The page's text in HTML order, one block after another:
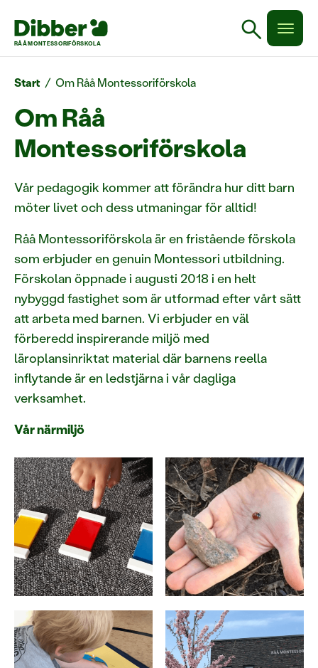
RÅÅ MONTESSORIFÖRSKOLA search
Start / Om Råå Montessoriförskola
Om Råå
Montessoriförskola
Vår pedagogik kommer att förändra hur ditt barn
möter livet och dess utmaningar för alltid!
Råå Montessoriförskola är en fristående förskola
som erbjuder en genuin Montessori utbildning.
Förskolan öppnade i augusti 2018 i en helt
nybyggd fastighet som är utformad efter vårt sätt
att arbeta med barnen. Vi erbjuder en väl
förberedd inspirerande miljö med
läroplansinriktat material där barnens reella
inflytande är en ledstjärna i vår dagliga
verksamhet.
Vår närmiljö